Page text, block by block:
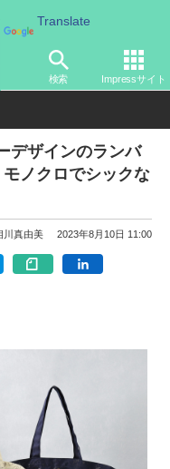
Translate
検索 Impressサイト
ディズニーリゾート
デザインのランバ
ノクロでシックな
川真由美 2023年8月10日 11:00